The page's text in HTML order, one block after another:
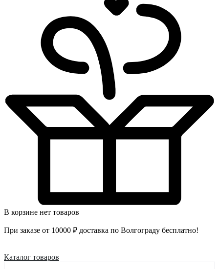
В корзине нет товаров
При заказе от 10000 ₽ доставка по Волгограду бесплатно!
Каталог товаров